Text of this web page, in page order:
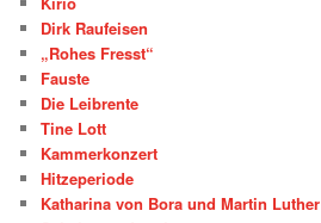
Dirk Raufeisen
„Rohes Fresst“
Fauste
Die Leibrente
Tine Lott
Kammerkonzert
Hitzeperiode
Katharina von Bora und Martin Luther